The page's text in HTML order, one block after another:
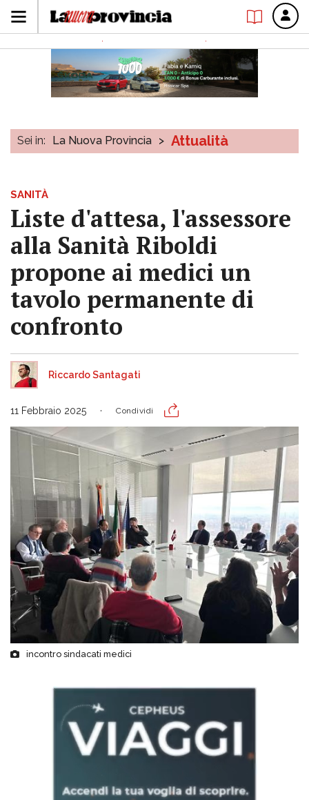
Sei in: La Nuova Provincia > Attualità
SANITÀ
Liste d'attesa, l'assessore
alla Sanità Riboldi
propone ai medici un
tavolo permanente di
confronto
Riccardo Santagati
11 Febbraio 2025 Condividi
incontro sindacati medici